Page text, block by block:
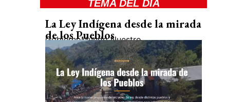
TEMA DEL DIA
La Ley Indígena desde la mirada
de los Pueblos
GobiernoMundo Nuestro